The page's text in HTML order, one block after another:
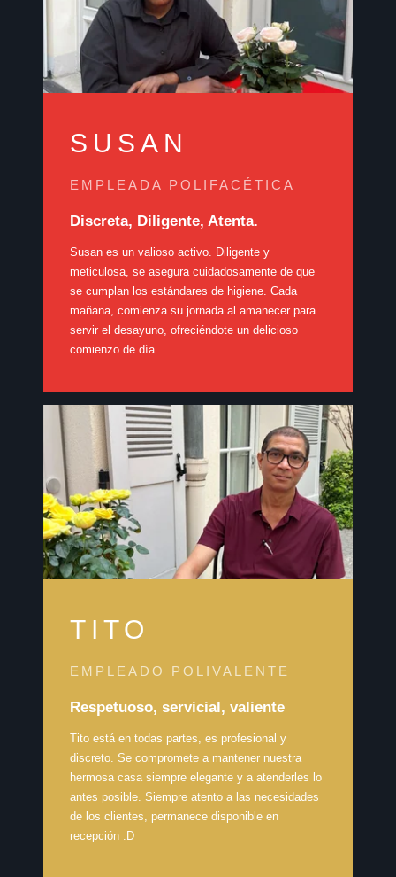
SUSAN
EMPLEADA POLIFACÉTICA
Discreta, Diligente, Atenta.
Susan es un valioso activo. Diligente y
meticulosa, se asegura cuidadosamente de que
se cumplan los estándares de higiene. Cada
mañana, comienza su jornada al amanecer para
servir el desayuno, ofreciéndote un delicioso
comienzo de día.
TITO
EMPLEADO POLIVALENTE
Respetuoso, servicial, valiente
Tito está en todas partes, es profesional y
discreto. Se compromete a mantener nuestra
hermosa casa siempre elegante y a atenderles lo
antes posible. Siempre atento a las necesidades
de los clientes, permanece disponible en
recepción :D